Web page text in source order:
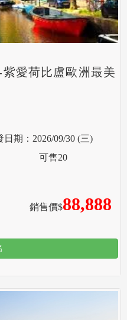
紫愛荷比盧歐洲最美
2026/09/30 (三)
銷售價$88,888
可售20